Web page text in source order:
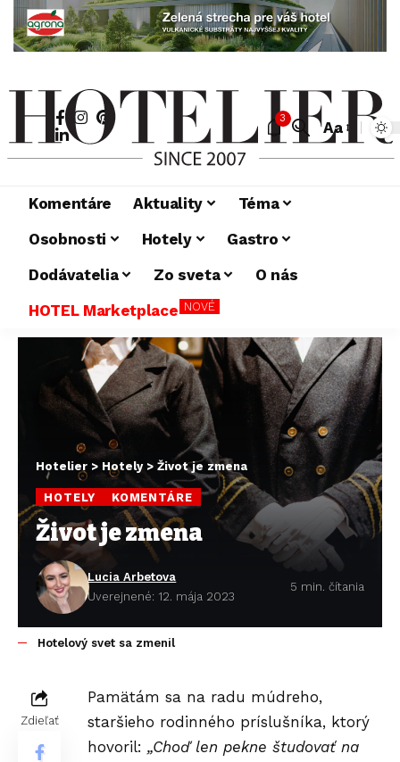
3
Aa
Komentáre Aktuality
Téma
Osobnosti
Hotely
Gastro
Dodávatelia
Zo sveta
O nás
HOTEL Marketplace NOVÉ
Hotelier > Hotely> Život je zmena
HOTELY KOMENTÁRE
Život je zmena
Lucia Arbetova
Uverejnené: 12. mája 2023
5 min. čítania
Hotelový svet sa zmenil
Zdieľať
Pamätám sa na radu múdreho,
staršieho rodinného príslušníka, ktorý
hovoril: „Choď len pekne študovať na